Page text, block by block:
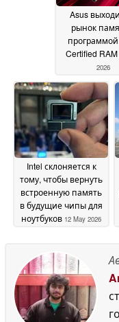
Asus
рынок
программой
Certified RAM
2026
Intel склоняется к
тому, чтобы вернуть
встроенную память
в будущие чипы для
ноутбуков 12 May 2026